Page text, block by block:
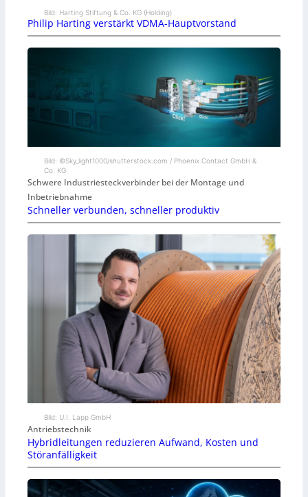
Bild: Harting Stiftung & Co. KG (Holding)
Philip Harting verstärkt VDMA-Hauptvorstand
Bild: ©Sky_light1000/shutterstock.com / Phoenix Contact GmbH &
Co. KG
Schwere Industriesteckverbinder bei der Montage und
Inbetriebnahme
Schneller verbunden, schneller produktiv
Bild: U.I. Lapp GmbH
Antriebstechnik
Hybridleitungen reduzieren Aufwand, Kosten und
Störanfälligkeit